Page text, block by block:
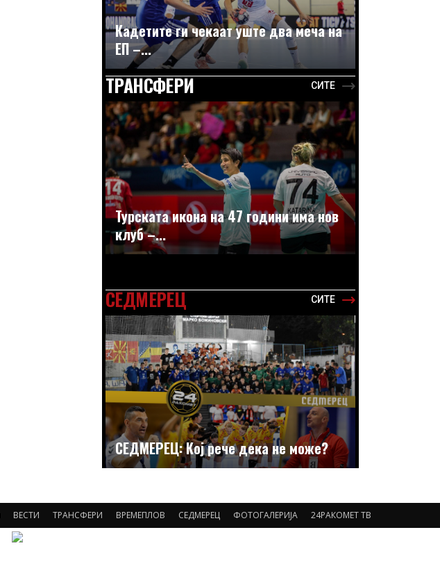
Кадетите ги чекаат уште два меча на
ЕП –...
ТРАНСФЕРИ СИТЕ
Турската икона на 47 години има нов
клуб –...
СЕДМЕРЕЦ СИТЕ
СЕДМЕРЕЦ: Кој рече дека не може?
ВЕСТИ ТРАНСФЕРИ ВРЕМЕПЛОВ СЕДМЕРЕЦ ФОТОГАЛЕРИЈА 24РАКОМЕТ ТВ